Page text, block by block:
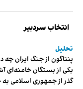
انتخاب سردبیر
تحلیل
پنتاگون از جنگ ایران
یکی از بستگان خامنه‌ای
گذر از جمهوری اسلامی